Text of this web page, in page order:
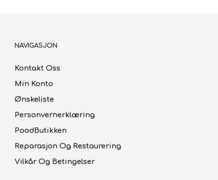
NAVIGASJON
Kontakt Oss
Min Konto
Ønskeliste
Personvernerklæring
PoodButikken
Reparasjon Og Restaurering
Vilkår Og Betingelser